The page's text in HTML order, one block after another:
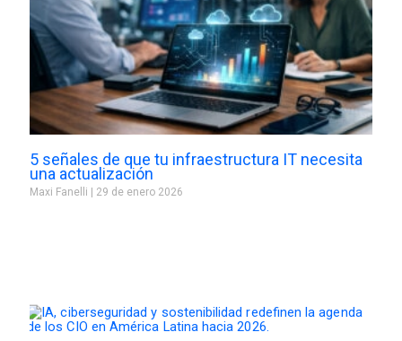
5 señales de que tu infraestructura IT necesita
una actualización
Maxi Fanelli 29 de enero 2026